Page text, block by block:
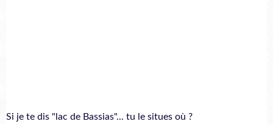
Si je te dis "lac de Bassias"... tu le situes où ?